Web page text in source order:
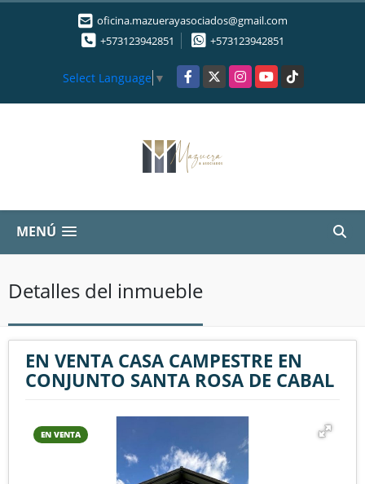
oficina.mazuerayasociados@gmail.com
+573123942851
+573123942851
Select Language ▼ Facebook
X InstagramYouTubeTikTok
MENÚ
Detalles del inmueble
EN VENTA CASA CAMPESTRE EN
CONJUNTO SANTA ROSA DE CABAL
EN VENTA